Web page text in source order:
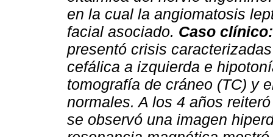
en la cual la angiomatosis
facial asociado. Caso clínico:
presentó crisis
cefálica a izquierda e
tomografía de cráneo (TC) y
normales. A los 4 años
se observó una imagen